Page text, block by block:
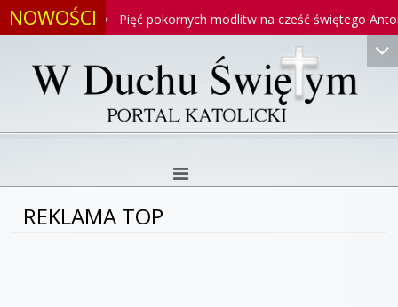
NOWOŚCIPięć pokornych modlitw na cześć świętego Antoniego
REKLAMA TOP